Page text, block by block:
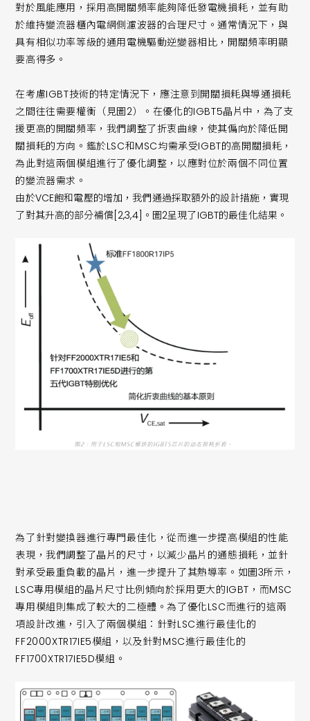
對於風能應用，採用高開關頻率能夠降低發電機損耗，並有助
於維持變流器櫃內電網側濾波器的合理尺寸。通常情況下，與
具有相似功率等級的通用電機驅動逆變器相比，開關頻率明顯
要高得多。
在考慮IGBT技術的特定情況下，應注意到開關損耗與導通損耗
之間往往需要權衡（見圖2）。在優化的IGBT5晶片中，為了支
援更高的開關頻率，我們調整了折衷曲線，使其偏向於降低開
關損耗的方向。鑑於LSC和MSC均需承受IGBT的高開關損耗，
為此對這兩個模組進行了優化調整，以應對位於兩個不同位置
的變流器需求。
由於VCE飽和電壓的增加，我們通過採取額外的設計措施，實現
了對其升高的部分補償[2,3,4]。圖2呈現了IGBT的最佳化結果。
為了針對變換器進行專門最佳化，從而進一步提高模組的性能
表現，我們調整了晶片的尺寸，以減少晶片的通態損耗，並針
對承受最重負載的晶片，進一步提升了其熱導率。如圖3所示，
LSC專用模組的晶片尺寸比例傾向於採用更大的IGBT，而MSC
專用模組則集成了較大的二極體。為了優化LSC而進行的這兩
項設計改進，引入了兩個模組：針對LSC進行最佳化的
FF2000XTR17IE5模組，以及針對MSC進行最佳化的
FF1700XTR17IE5D模組。